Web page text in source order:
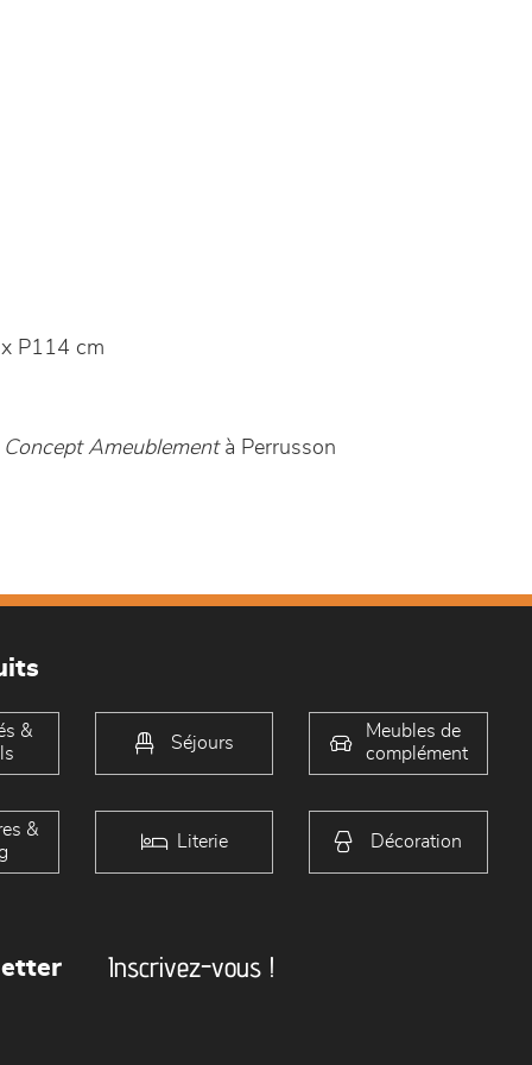
P114 cm
Ameublement à Perrusson
&
Séjours
Meubles de
complément
&
Literie Décoration
Inscrivez-vous !